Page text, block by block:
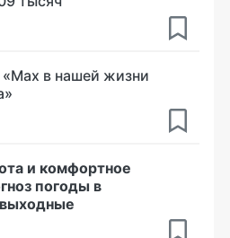
в нашей жизни
и комфортное
погоды в